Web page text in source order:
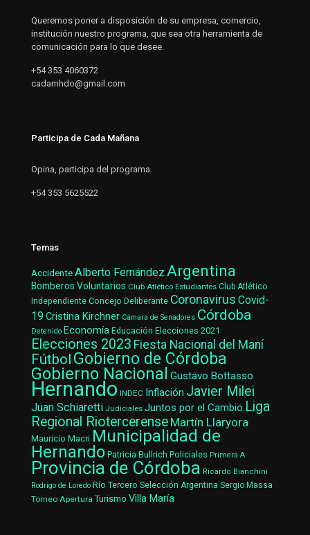
Queremos poner a disposición de su empresa, comercio,
institución nuestro programa, que sea otra herramienta de
comunicación para lo que desee.
+54 353 4060372
cadamhdo@gmail.com
Participa de Cada Mañana
Opina, participa del programa.
+54 353 5625522
Temas
AccidenteAlberto Fernández Argentina
Bomberos Voluntarios Club Atlético Estudiantes Club Atlético
Independiente Concejo Deliberante Coronavirus Covid-
19 Cristina Kirchner Cámara de Senadores Córdoba
Detenido Economía Educación Elecciones 2021
Elecciones 2023 Fiesta Nacional del Maní
Fútbol Gobierno de Córdoba
Gobierno Nacional Gustavo Bottasso
Hernando INDEC Inflación Javier Milei
Juan Schiaretti Judiciales Juntos por el Cambio Liga
Regional Riotercerense Martín Llaryora
Mauricio Macri Municipalidad de
Hernando Patricia Bullrich Policiales Primera A
Provincia de Córdoba Ricardo Bianchini
Rodrigo de Loredo Río Tercero Selección Argentina Sergio Massa
Torneo Apertura Turismo Villa María